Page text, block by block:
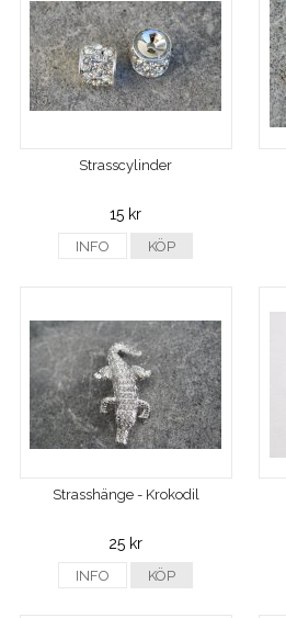
Strasscylinder
15 kr
INFO KÖP
Strasshänge - Krokodil
25 kr
INFO KÖP